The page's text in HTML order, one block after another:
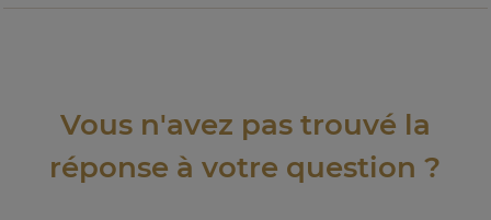
Vous n'avez pas trouvé la
réponse à votre question ?